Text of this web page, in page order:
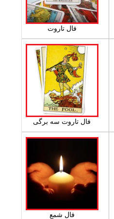
فال تاروت
فال تاروت سه برگی
فال شمع